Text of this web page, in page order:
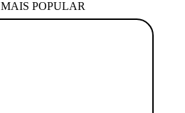
MAIS POPULAR